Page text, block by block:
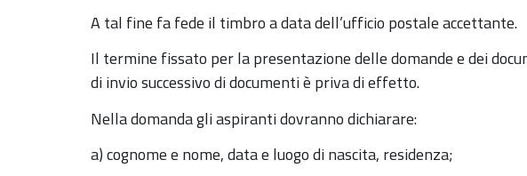
A tal fine fa fede il timbro a data dell’ufficio postale accettante.
Il termine fissato per la presentazione delle domande e dei
di invio successivo di documenti è priva di effetto.
Nella domanda gli aspiranti dovranno dichiarare:
a) cognome e nome, data e luogo di nascita, residenza;